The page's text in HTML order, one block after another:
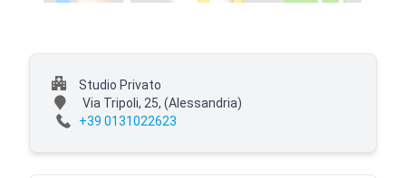
Studio Privato
Via Tripoli, 25, (Alessandria)
+39 0131022623